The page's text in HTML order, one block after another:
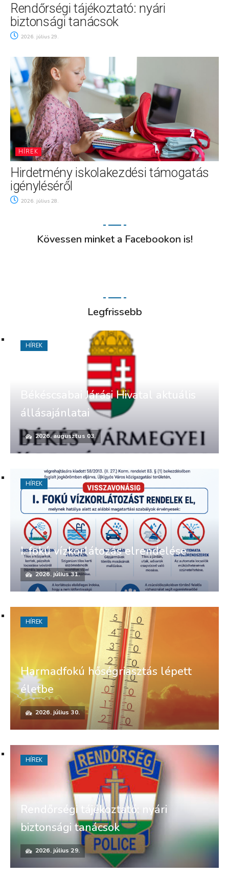
Rendőrségi tájékoztató: nyári
biztonsági tanácsok
2026. július 29.
HÍREK
Hirdetmény iskolakezdési támogatás
igényléséről
2026. július 28.
Kövessen minket a Facebookon is!
Legfrissebb
Békéscsabai Járási Hivatal aktuális
állásajánlatai
2026. augusztus 03.
HÍREK
I. fokú vízkorlátozás elrendelése
2026. július 31.
HÍREK
Harmadfokú hőségriasztás lépett
életbe
2026. július 30.
HÍREK
Rendőrségi tájékoztató: nyári
biztonsági tanácsok
2026. július 29.
HÍREK